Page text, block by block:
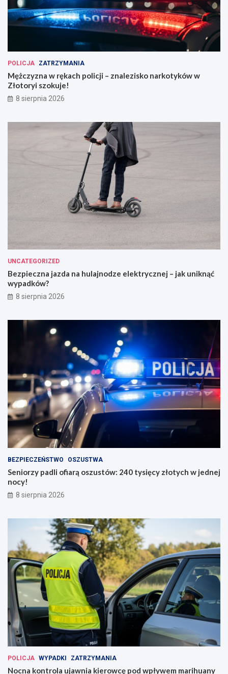
POLICJA ZATRZYMANIA
Mężczyzna w rękach policji – znalezisko narkotyków w
Złotoryi szokuje!
8 sierpnia 2026
UNCATEGORIZED
Bezpieczna jazda na hulajnodze elektrycznej – jak uniknąć
wypadków?
8 sierpnia 2026
BEZPIECZEŃSTWO OSZUSTWA
Seniorzy padli ofiarą oszustów: 240 tysięcy złotych w jednej
nocy!
8 sierpnia 2026
POLICJA WYPADKI ZATRZYMANIA
Nocna kontrola ujawnia kierowcę pod wpływem marihuany